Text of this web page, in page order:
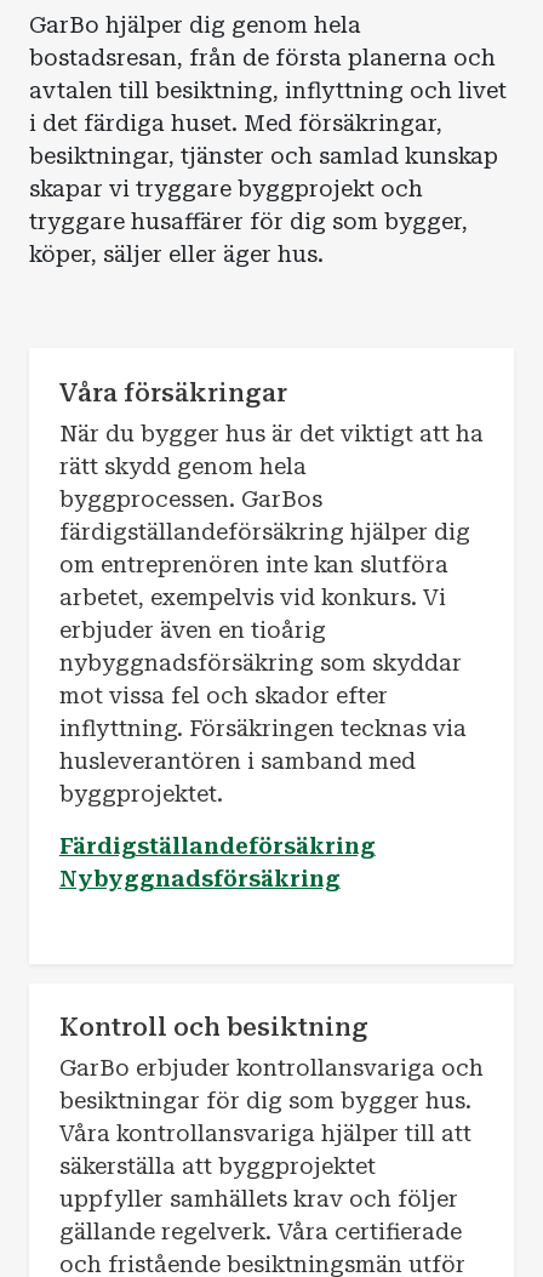
GarBo hjälper dig genom hela
bostadsresan, från de första planerna och
avtalen till besiktning, inflyttning och livet
i det färdiga huset. Med försäkringar,
besiktningar, tjänster och samlad kunskap
skapar vi tryggare byggprojekt och
tryggare husaffärer för dig som bygger,
köper, säljer eller äger hus.
Våra försäkringar
När du bygger hus är det viktigt att ha
rätt skydd genom hela
byggprocessen. GarBos
färdigställandeförsäkring hjälper dig
om entreprenören inte kan slutföra
arbetet, exempelvis vid konkurs. Vi
erbjuder även en tioårig
nybyggnadsförsäkring som skyddar
mot vissa fel och skador efter
inflyttning. Försäkringen tecknas via
husleverantören i samband med
byggprojektet.
Färdigställandeförsäkring
Nybyggnadsförsäkring
Kontroll och besiktning
GarBo erbjuder kontrollansvariga och
besiktningar för dig som bygger hus.
Våra kontrollansvariga hjälper till att
säkerställa att byggprojektet
uppfyller samhällets krav och följer
gällande regelverk. Våra certifierade
och fristående besiktningsmän utför